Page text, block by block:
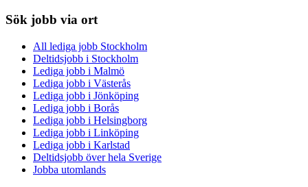
Sök jobb via ort
All lediga jobb Stockholm
Deltidsjobb i Stockholm
Lediga jobb i Malmö
Lediga jobb i Västerås
Lediga jobb i Jönköping
Lediga jobb i Borås
Lediga jobb i Helsingborg
Lediga jobb i Linköping
Lediga jobb i Karlstad
Deltidsjobb över hela Sverige
Jobba utomlands